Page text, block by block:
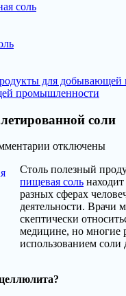
соль
для добывающей
промышленности
соли
к
Применение
соли
отключены
Столь полезный
пищевая соль
разных сферах
деятельности. Врачи
скептически
медицине, но многие
использованием соли